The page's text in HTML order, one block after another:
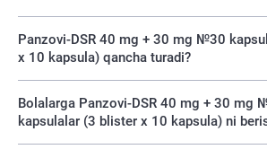
Panzovi-DSR 40 mg + 30 mg №30
х 10 kapsula) qancha turadi?
Bolalarga Panzovi-DSR 40 mg + 30 mg
kapsulalar (3 blister х 10 kapsula) ni